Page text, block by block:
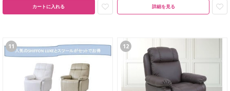
カートに入れる 詳細を見る
11 12